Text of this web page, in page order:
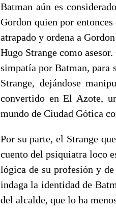
Batman aún es
Gordon quien por
atrapado y ordena a
Hugo Strange como
simpatía por Batman, para
Strange, dejándose
convertido en El Azote,
mundo de Ciudad Gótica
Por su parte, el Strange
cuento del psiquiatra loco
lógica de su profesión y
indaga la identidad de
del alcalde, que lo ha